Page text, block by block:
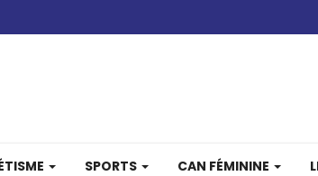
SPORTS CAN FÉMININE